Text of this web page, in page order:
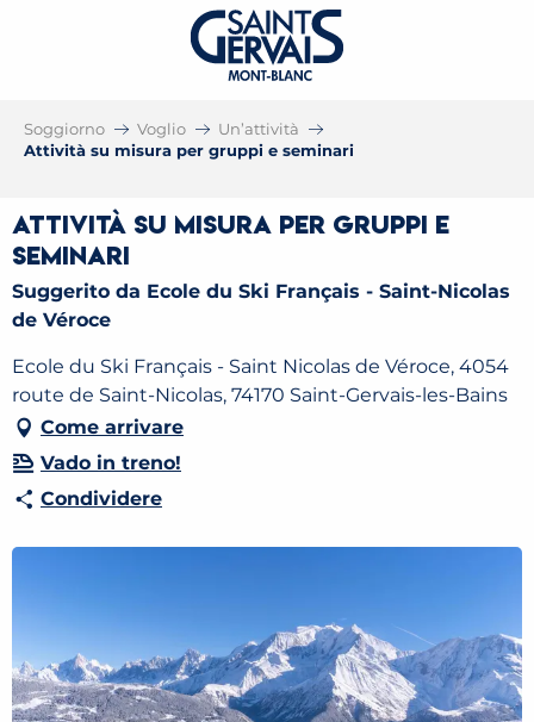
Soggiorno Voglio
Un’attività
Attività su misura per gruppi e seminari
Attività su misura per gruppi e
seminari
Suggerito da Ecole du Ski Français - Saint-Nicolas
de Véroce
Ecole du Ski Français - Saint Nicolas de Véroce, 4054
route de Saint-Nicolas, 74170 Saint-Gervais-les-Bains
Come arrivare
Vado in treno!
Condividere